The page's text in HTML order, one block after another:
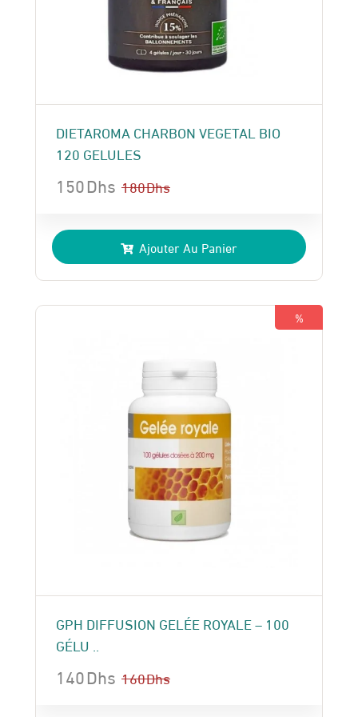
DIETAROMA CHARBON VEGETAL BIO
120 GELULES
180Dhs
prix
initial
était :
180 Dhs.
150Dhs
prix
actuel
est :
150 Dhs.
Ajouter Au Panier
%
GPH DIFFUSION GELÉE ROYALE – 100
GÉLU ..
160Dhs
140Dhs